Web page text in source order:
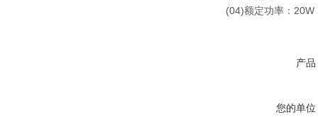
(04)额定功率：20W
产品
您的单位